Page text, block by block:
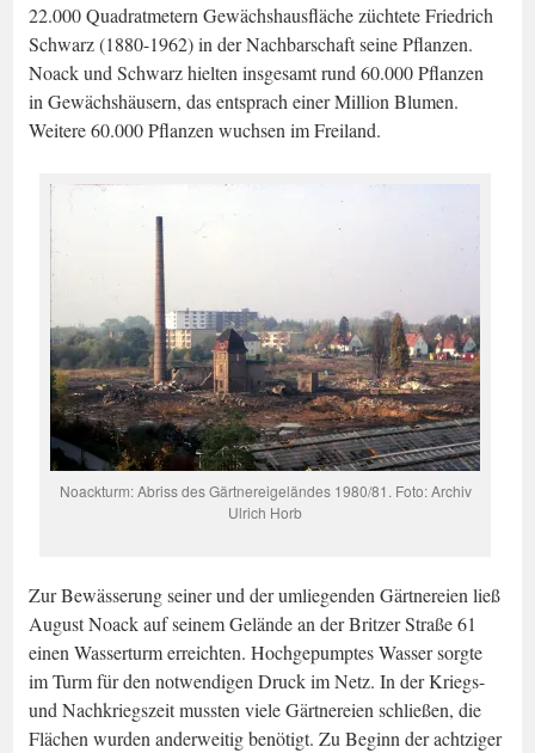
22.000 Quadratmetern Gewächshausfläche züchtete Friedrich
Schwarz (1880-1962) in der Nachbarschaft seine Pflanzen.
Noack und Schwarz hielten insgesamt rund 60.000 Pflanzen
in Gewächshäusern, das entsprach einer Million Blumen.
Weitere 60.000 Pflanzen wuchsen im Freiland.
Noackturm: Abriss des Gärtnereigeländes 1980/81. Foto: Archiv
Ulrich Horb
Zur Bewässerung seiner und der umliegenden Gärtnereien ließ
August Noack auf seinem Gelände an der Britzer Straße 61
einen Wasserturm erreichten. Hochgepumptes Wasser sorgte
im Turm für den notwendigen Druck im Netz. In der Kriegs-
und Nachkriegszeit mussten viele Gärtnereien schließen, die
Flächen wurden anderweitig benötigt. Zu Beginn der achtziger